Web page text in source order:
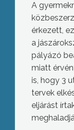
A
érkezett,
a
pályázó
miatt
is, hogy 3
tervek
eljárást